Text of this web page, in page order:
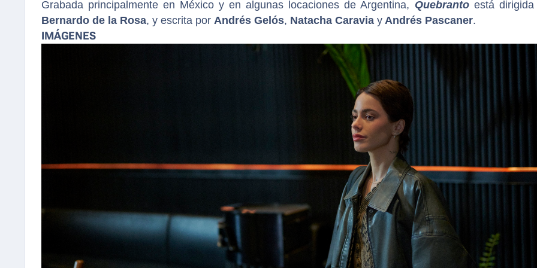
Grabada principalmente en México y en algunas locaciones de Argentina, Quebrantoestá dirigida
Bernardo de la Rosa, y escrita por Andrés Gelós, Natacha Caravia y Andrés Pascaner.
IMÁGENES